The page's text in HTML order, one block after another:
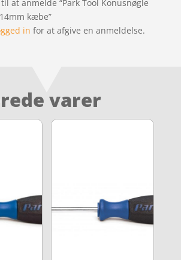
at anmelde “Park Tool Konusnøgle
kæbe”
in for at afgive en anmeldelse.
varer